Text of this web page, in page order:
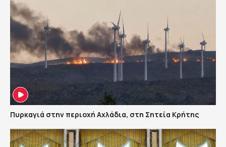
Πυρκαγιά στην περιοχή Αχλάδια, στη Σητεία Κρήτης